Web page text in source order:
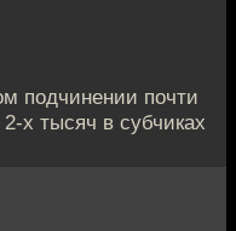
подчинении почти
х тысяч в субчиках